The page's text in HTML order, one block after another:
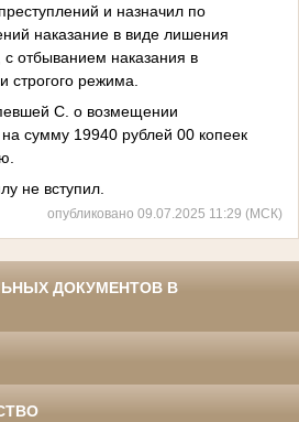
и назначил по
наказание в виде лишения
отбыванием наказания в
строгого режима.
С. о возмещении
сумму 19940 рублей 00 копеек
не вступил.
опубликовано 09.07.2025 11:29 (МСК)
ДОКУМЕНТОВ В